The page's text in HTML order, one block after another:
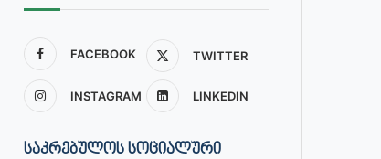
FACEBOOK TWITTER
INSTAGRAM LINKEDIN
ᲡᲐᲙᲠᲔᲑᲣᲚᲝᲡ ᲡᲝᲪᲘᲐᲚᲣᲠᲘ